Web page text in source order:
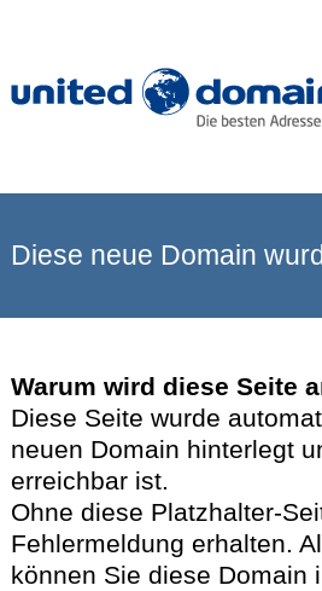
Diese neue Domain
Warum wird diese Seite
Diese Seite wurde
neuen Domain hinterlegt
erreichbar ist.
Ohne diese Platzhalter-
Fehlermeldung erhalten.
können Sie diese Domain